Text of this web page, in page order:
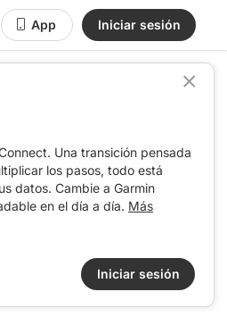
App Iniciar sesión
Una transición pensada
los pasos, todo está
datos. Cambie a Garmin
en el día a día. Más
Iniciar sesión